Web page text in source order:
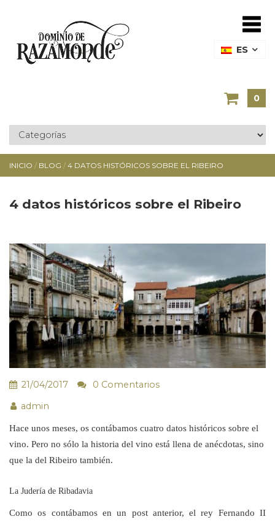
ES
0
INICIO / BLOG / 4 DATOS HISTÓRICOS SOBRE EL RIBEIRO
4 datos históricos sobre el Ribeiro
21/04/2017
0 Comentarios
admin
Hace unos meses, os contábamos cuatro datos históricos sobre el
vino. Pero no sólo la historia del vino está llena de anécdotas, sino
que la del Ribeiro también.
La Judería de Ribadavia
Como os contábamos en un post anterior, el rey Fernando II